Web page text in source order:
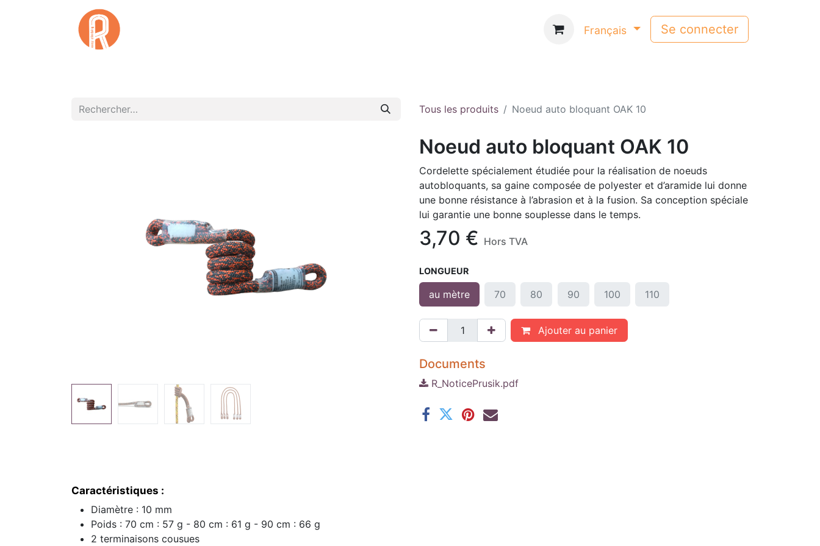
Français Se connecter
Tous les produits Noeud auto bloquant OAK 10
Noeud auto bloquant OAK 10
Cordelette spécialement étudiée pour la réalisation de noeuds
autobloquants, sa gaine composée de polyester et d’aramide lui donne
une bonne résistance à l’abrasion et à la fusion. Sa conception spéciale
lui garantie une bonne souplesse dans le temps.
3,70 € Hors TVA
LONGUEUR
au mètre 70 80 90 100 110
Ajouter au panier
Documents
R_NoticePrusik.pdf
Caractéristiques :
Diamètre : 10 mm
Poids : 70 cm : 57 g - 80 cm : 61 g - 90 cm : 66 g
2 terminaisons cousues